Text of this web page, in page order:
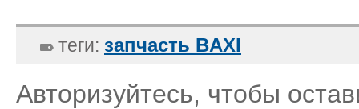
теги: запчасть BAXI
Авторизуйтесь, чтобы